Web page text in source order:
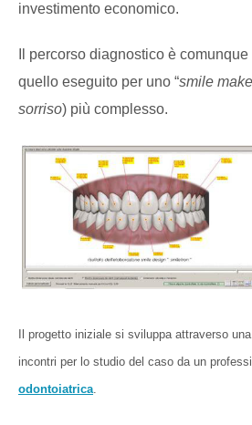
investimento economico.
Il percorso diagnostico è
quello eseguito per uno “smile
sorriso) più complesso.
Il progetto iniziale si sviluppa attraverso
incontri per lo studio del caso da un
odontoiatrica.